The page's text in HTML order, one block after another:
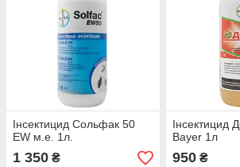
Інсектицид Сольфак 50
EW м.е. 1л.
1 350 ₴
Інсектицид
Bayer 1л
950₴